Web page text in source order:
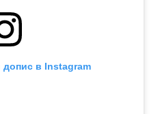
допис в Instagram